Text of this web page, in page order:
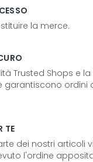
la merce.
Trusted Shops e
garantiscono ordini
TE
dei nostri articoli
l'ordine